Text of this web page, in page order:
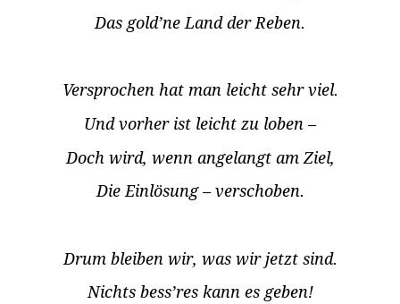
Das gold’ne Land der Reben.
Versprochen hat man leicht sehr viel.
Und vorher ist leicht zu loben –
Doch wird, wenn angelangt am Ziel,
Die Einlösung – verschoben.
Drum bleiben wir, was wir jetzt sind.
Nichts bess’res kann es geben!